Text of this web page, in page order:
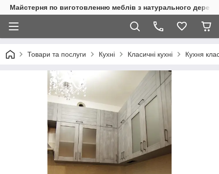
Майстерня по виготовленню меблів з натурального
Товари та послуги Кухні Класичні кухні Кухня